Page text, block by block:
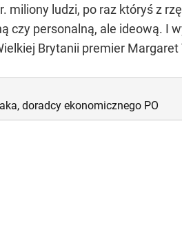
ludzi, po raz któryś z
czy personalną, ale ideową. I
Brytanii premier Margaret
doradcy ekonomicznego PO